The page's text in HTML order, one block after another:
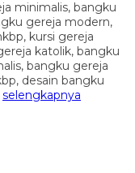
minimalis, bangku
gereja modern,
kursi gereja
katolik, bangku
bangku gereja
desain bangku
selengkapnya